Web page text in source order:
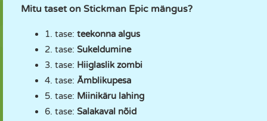
Mitu taset on Stickman Epic mängus?
1. tase: teekonna algus
2. tase: Sukeldumine
3. tase: Hiiglaslik zombi
4. tase: Ämblikupesa
5. tase: Miinikäru lahing
6. tase: Salakaval nõid